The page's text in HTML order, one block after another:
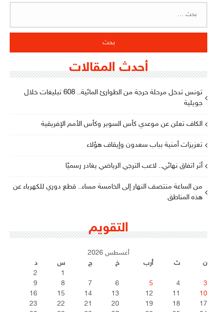
أحدث المقالات
تونس تدخل مرحلة حرجة من الطوارئ المائية.. 608 تبليغات خلال
جويلية
الكاف تعلن عن موعدي كأس السوبر وكأس الأمم الإفريقية
تعزيزات أمنية بباب سعدون وإيقاف هؤلاء
أثر اتفاق نهائي.. لاعب الترجي الرياضي يغادر رسميًا
من الساعة منتصف النهار إلى الخامسة مساء.. قطع دوري للكهرباء عن
هذه المناطق
التقويم
أغسطس 2026
ن
ث أرب خ ج س
د
1
2
3
4
5
6
7
8
9
10
11
12
13
14
15
16
17
18
19
20
21
22
23